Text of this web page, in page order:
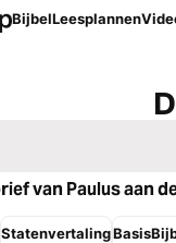
BijbelLeesplannen
van Paulus aan
Statenvertaling